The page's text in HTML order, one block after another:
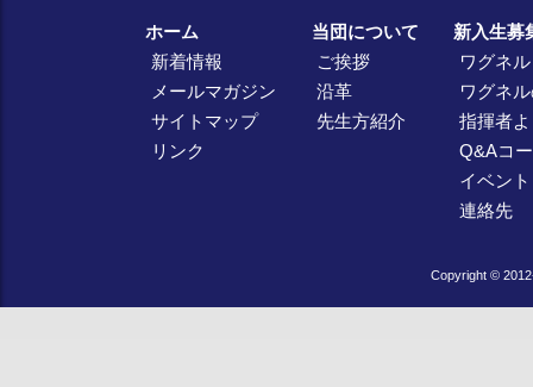
ホーム
新着情報
メールマガジン
サイトマップ
リンク
当団について
ご挨拶
沿革
先生方紹介
新入生募
ワグネ
ワグネ
指揮者
Q&Aコ
イベン
連絡先
Copyright ©